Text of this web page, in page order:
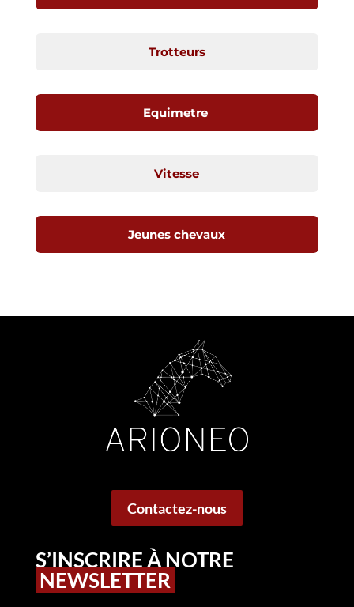
Trotteurs
Equimetre
Vitesse
Jeunes chevaux
Contactez-nous
S’INSCRIRE À NOTRE
NEWSLETTER